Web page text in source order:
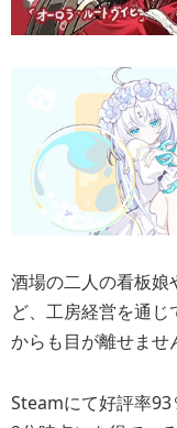
酒場の二人の看板娘
ど、工房経営を通
からも目が離せませ
Steamにて好評率93